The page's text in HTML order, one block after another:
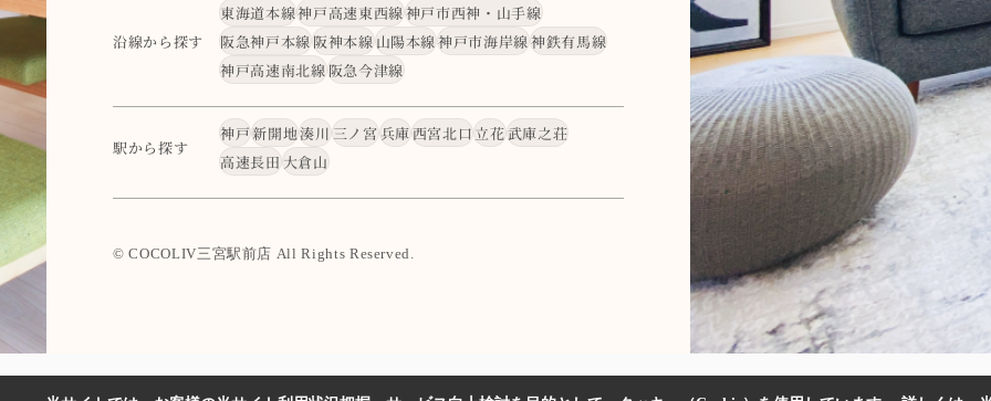
沿線から探す
東海道本線神戸高速東西線 神戸市西神・山手線
阪急神戸本線 阪神本線山陽本線 神戸市海岸線 神鉄有馬線
神戸高速南北線阪急今津線
駅から探す
神戸新開地湊川三ノ宮兵庫西宮北口 立花武庫之荘
高速長田大倉山
© COCOLIV三宮駅前店 All Rights Reserved.